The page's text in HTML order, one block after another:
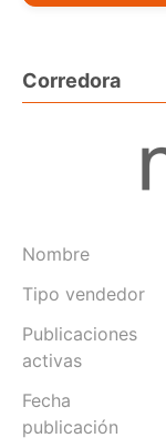
Corredora
Nombre
Tipo vendedor
Publicaciones
activas
Fecha
publicación